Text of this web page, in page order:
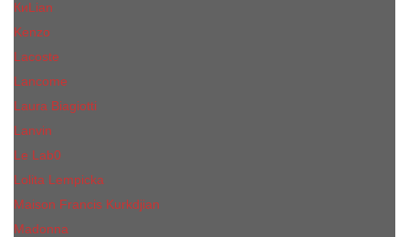
КиLian
Kenzo
Lacoste
Lancome
Laura Biagiotti
Lanvin
Lе Lab0
Lolita Lempicka
Maison Francis Kurkdjian
Madonna